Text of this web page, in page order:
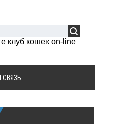
клуб кошек on-line
СВЯЗЬ